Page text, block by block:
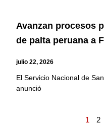
Avanzan procesos
de palta peruana a
julio 22, 2026
El Servicio Nacional de
anunció
1 2